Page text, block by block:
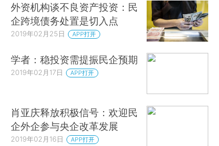
外资机构谈不良资产投资：民
企跨境债务处置是切入点
2019年02月25日 APP打开
学者：稳投资需提振民企预期
2019年02月17日 APP打开
肖亚庆释放积极信号：欢迎民
企外企参与央企改革发展
2019年02月16日 APP打开